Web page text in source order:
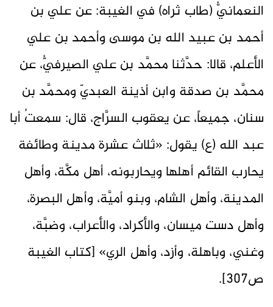
النعمانيُّ (طاب ثراه) في الغيبة: عن علي بن
أحمد بن عبيد الله بن موسى وأحمد بن علي
الأعلم، قالا: حدَّثنا محمَّد بن علي الصيرفيُّ، عن
محمَّد بن صدقة وابن أذينة العبديّ ومحمَّد بن
سنان، جميعاً، عن يعقوب السرَّاج، قال: سمعتُ أبا
عبد الله (ع) يقول: «ثلاث عشرة مدينة وطائفة
يحارب القائم أهلها ويحاربونه، أهل مكَّة، وأهل
المدينة، وأهل الشام، وبنو أميَّة، وأهل البصرة،
وأهل دست ميسان، والأكراد، والأعراب، وضبَّة،
وغني، وباهلة، وأزد، وأهل الري» [كتاب الغيبة
ص307].